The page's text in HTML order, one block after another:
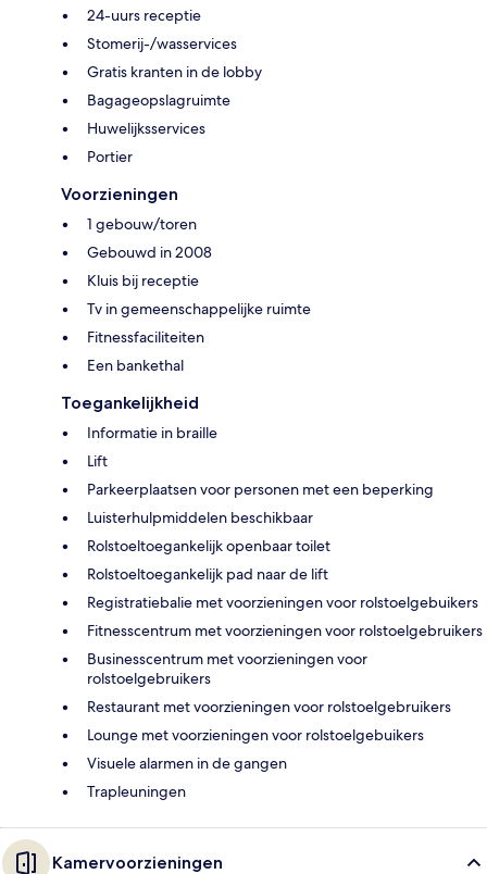
24-uurs receptie
Stomerij-/wasservices
Gratis kranten in de lobby
Bagageopslagruimte
Huwelijksservices
Portier
Voorzieningen
1 gebouw/toren
Gebouwd in 2008
Kluis bij receptie
Tv in gemeenschappelijke ruimte
Fitnessfaciliteiten
Een bankethal
Toegankelijkheid
Informatie in braille
Lift
Parkeerplaatsen voor personen met een beperking
Luisterhulpmiddelen beschikbaar
Rolstoeltoegankelijk openbaar toilet
Rolstoeltoegankelijk pad naar de lift
Registratiebalie met voorzieningen voor rolstoelgebuikers
Fitnesscentrum met voorzieningen voor rolstoelgebruikers
Businesscentrum met voorzieningen voor
rolstoelgebruikers
Restaurant met voorzieningen voor rolstoelgebruikers
Lounge met voorzieningen voor rolstoelgebuikers
Visuele alarmen in de gangen
Trapleuningen
Kamervoorzieningen